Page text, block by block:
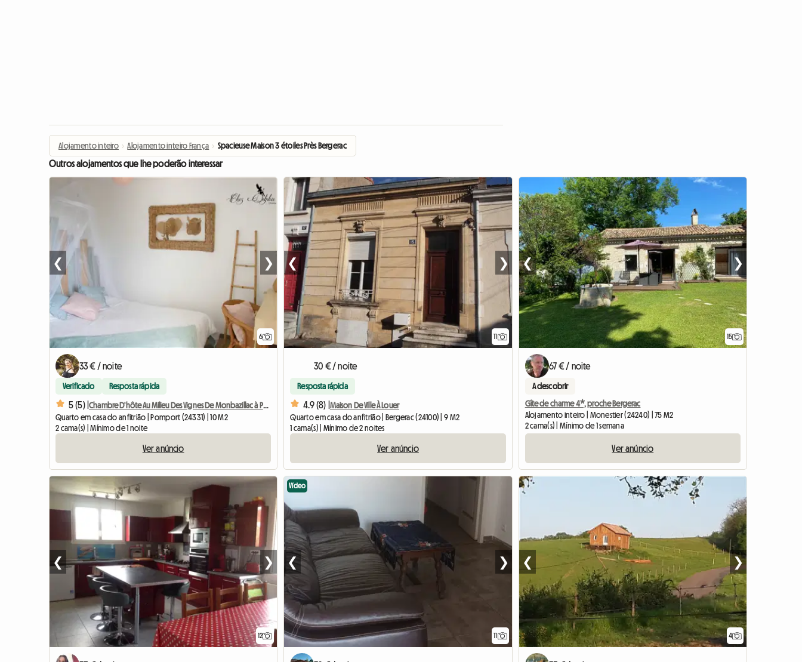
Alojamento inteiro › Alojamento inteiro França › Spacieuse Maison 3 étoiles Près Bergerac
Outros alojamentos que lhe poderão interessar
6
❮ ❯
33 € / noite
Verificado Resposta rápida
5 (5) |
Chambre D'hôte Au Milieu Des Vignes De Monbazillac à POMPORT
Quarto em casa do anfitrião | Pomport (24331) | 10 M2
2 cama(s) | Mínimo de 1 noite
Ver anúncio
11
❮ ❯
30 € / noite
Resposta rápida
4.9 (8) | Maison De Ville À Louer
Quarto em casa do anfitrião | Bergerac (24100) | 9 M2
1 cama(s) | Mínimo de 2 noites
Ver anúncio
15
❮ ❯
67 € / noite
A descobrir
Gîte de charme 4*, proche Bergerac
Alojamento inteiro | Monestier (24240) | 75 M2
2 cama(s) | Mínimo de 1 semana
Ver anúncio
12
❮ ❯
11
Vídeo
❮ ❯
4
❮ ❯